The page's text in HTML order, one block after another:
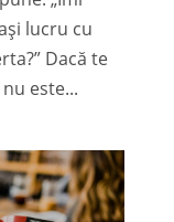
lucru cu
Dacă te
este...